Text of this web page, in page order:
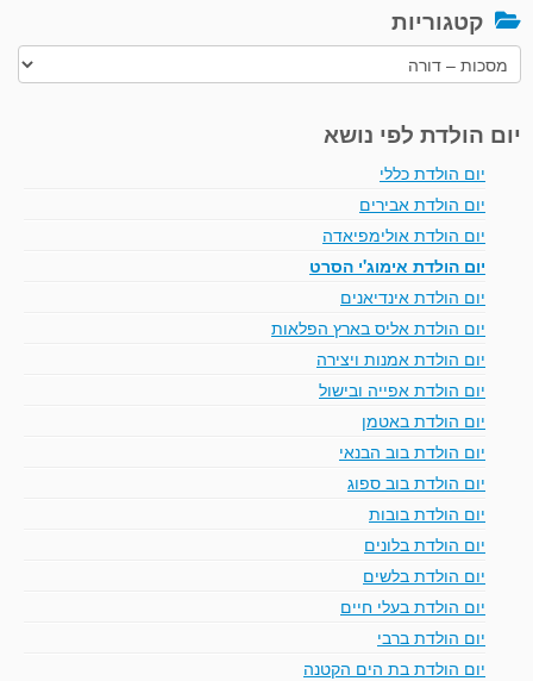
קטגוריות
קטגוריות
יום הולדת לפי נושא
יום הולדת כללי
יום הולדת אבירים
יום הולדת אולימפיאדה
יום הולדת אימוג'י הסרט
יום הולדת אינדיאנים
יום הולדת אליס בארץ הפלאות
יום הולדת אמנות ויצירה
יום הולדת אפייה ובישול
יום הולדת באטמן
יום הולדת בוב הבנאי
יום הולדת בוב ספוג
יום הולדת בובות
יום הולדת בלונים
יום הולדת בלשים
יום הולדת בעלי חיים
יום הולדת ברבי
יום הולדת בת הים הקטנה